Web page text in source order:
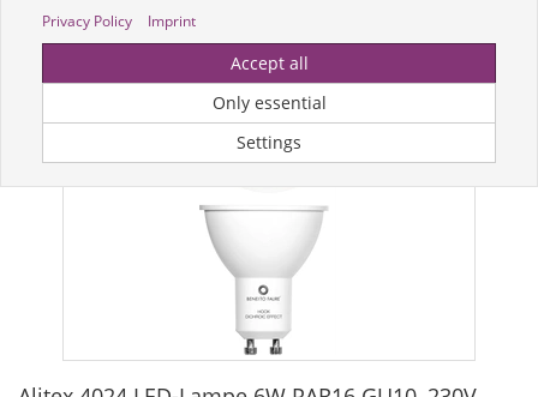
Privacy Policy
Imprint
Accept all
Only essential
Settings